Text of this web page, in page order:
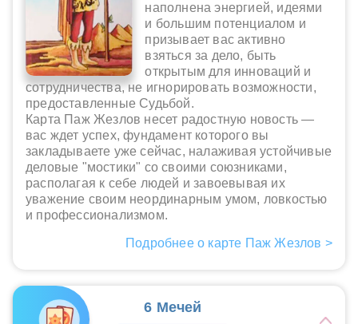
наполнена энергией, идеями
и большим потенциалом и
призывает вас активно
взяться за дело, быть
открытым для инноваций и
сотрудничества, не игнорировать возможности,
предоставленные Судьбой.
Карта Паж Жезлов несет радостную новость —
вас ждет успех, фундамент которого вы
закладываете уже сейчас, налаживая устойчивые
деловые "мостики" со своими союзниками,
располагая к себе людей и завоевывая их
уважение своим неординарным умом, ловкостью
и профессионализмом.
Подробнее о карте Паж Жезлов >
6 Мечей